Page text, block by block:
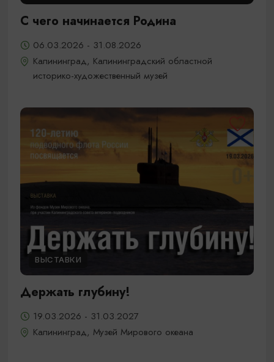
С чего начинается Родина
06.03.2026 - 31.08.2026
Калининград, Калининградский областной
историко-художественный музей
ВЫСТАВКИ
Держать глубину!
19.03.2026 - 31.03.2027
Калининград, Музей Мирового океана